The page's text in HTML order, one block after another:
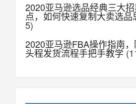
2020亚马逊选品经典三大
点，如何快速复制大卖选品
5)
2020亚马逊FBA操作指南
头程发货流程手把手教学